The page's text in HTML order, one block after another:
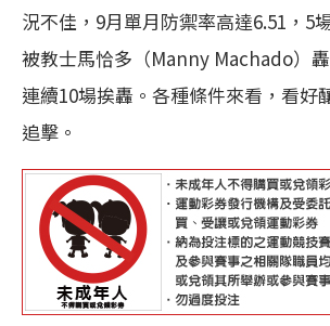
況不佳，9月單月防禦率高達6.51，5
被教士馬恰多（Manny Machado）
連續10場挨轟。各種條件來看，看好
追擊。